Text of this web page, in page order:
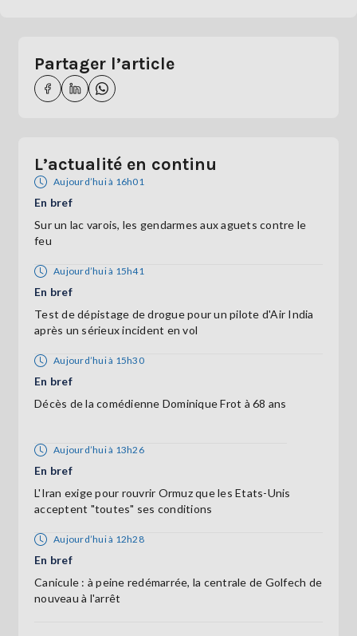
Partager l’article
L’actualité en continu
Aujourd’hui à 16h01
En bref
Sur un lac varois, les gendarmes aux aguets contre le
feu
Aujourd’hui à 15h41
En bref
Test de dépistage de drogue pour un pilote d'Air India
après un sérieux incident en vol
Aujourd’hui à 15h30
En bref
Décès de la comédienne Dominique Frot à 68 ans
Aujourd’hui à 13h26
En bref
L'Iran exige pour rouvrir Ormuz que les Etats-Unis
acceptent "toutes" ses conditions
Aujourd’hui à 12h28
En bref
Canicule : à peine redémarrée, la centrale de Golfech de
nouveau à l'arrêt